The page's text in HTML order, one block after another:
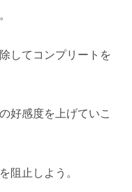
してコンプリートを
好感度を上げていこ
阻止しよう。